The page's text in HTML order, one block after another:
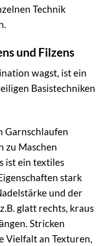
Technik
und Filzens
wagst, ist ein
Basistechniken
Garnschlaufen
zu Maschen
ist ein textiles
stark
und der
glatt rechts, kraus
Stricken
Vielfalt an Texturen,